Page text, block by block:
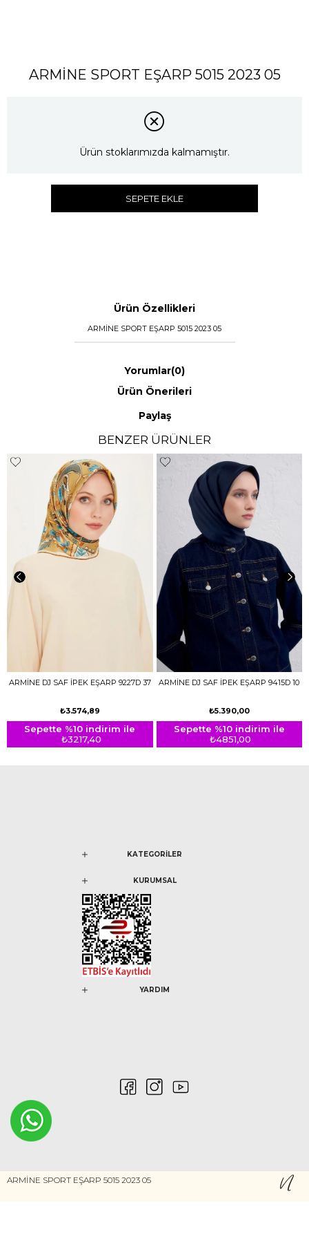
ARMİNE SPORT EŞARP 5015 2023 05
Ürün stoklarımızda kalmamıştır.
SEPETE EKLE
Ürün Özellikleri
ARMİNE SPORT EŞARP 5015 2023 05
Yorumlar(0)
Ürün Önerileri
Paylaş
BENZER ÜRÜNLER
ARMİNE DJ SAF İPEK EŞARP 9227D 37
₺3.574,89
Sepette %10 indirim ile
₺3217,40
ARMİNE DJ SAF İPEK EŞARP 9415D 10
₺5.390,00
Sepette %10 indirim ile
₺4851,00
KATEGORİLER
KURUMSAL
YARDIM
ARMİNE SPORT EŞARP 5015 2023 05